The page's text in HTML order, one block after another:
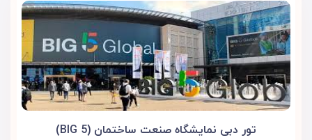
تور دبی نمایشگاه صنعت ساختمان (BIG 5)